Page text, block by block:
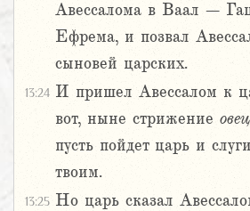
Авессалома в Ваал –
Ефрема, и позвал
сыновей царских.
13:24 И пришел Авессалом к
вот, ныне стрижение овец
пусть пойдет царь и
твоим.
13:25 Но царь сказал